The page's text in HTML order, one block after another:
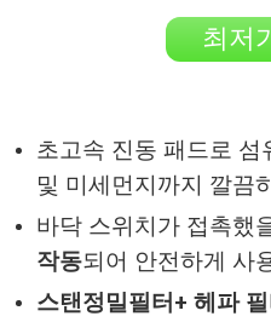
최저
초고속 진동 패드로 섬
및 미세먼지까지 깔끔
바닥 스위치가 접촉했
작동되어 안전하게 사
스탠정밀필터+ 헤파